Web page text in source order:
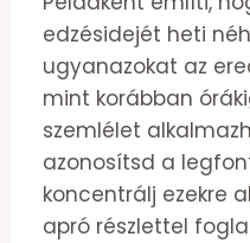
edzésidejét heti
ugyanazokat az
mint korábban
szemlélet
azonosítsd a
koncentrálj ezekre
apró részlettel